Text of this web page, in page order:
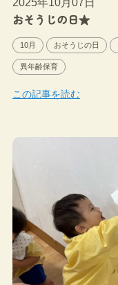
おそうじの日★
10月 おそうじの日
異年齢保育
この記事を読む